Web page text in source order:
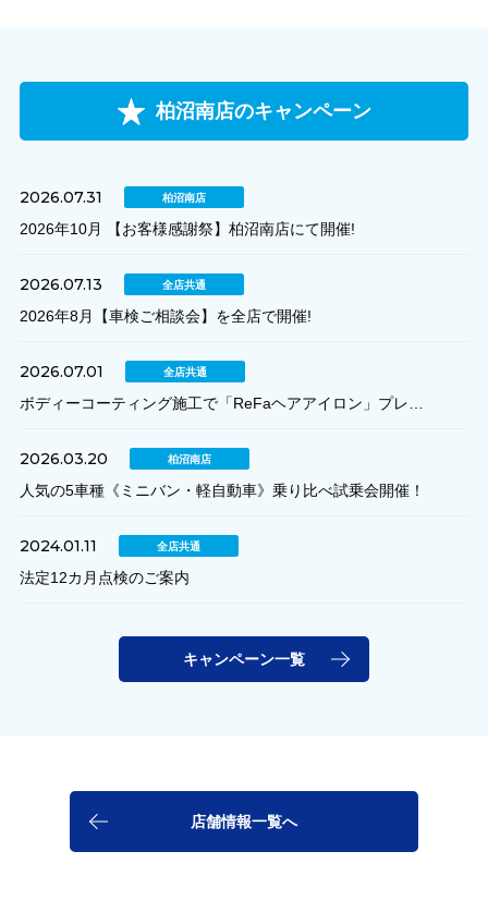
柏沼南店のキャンペーン
2026.07.31 柏沼南店
2026年10月 【お客様感謝祭】柏沼南店にて開催!
2026.07.13 全店共通
2026年8月【車検ご相談会】を全店で開催!
2026.07.01 全店共通
ボディーコーティング施工で「ReFaヘアアイロン」プレ…
2026.03.20 柏沼南店
人気の5車種《ミニバン・軽自動車》乗り比べ試乗会開催！
2024.01.11 全店共通
法定12カ月点検のご案内
キャンペーン一覧
店舗情報一覧へ